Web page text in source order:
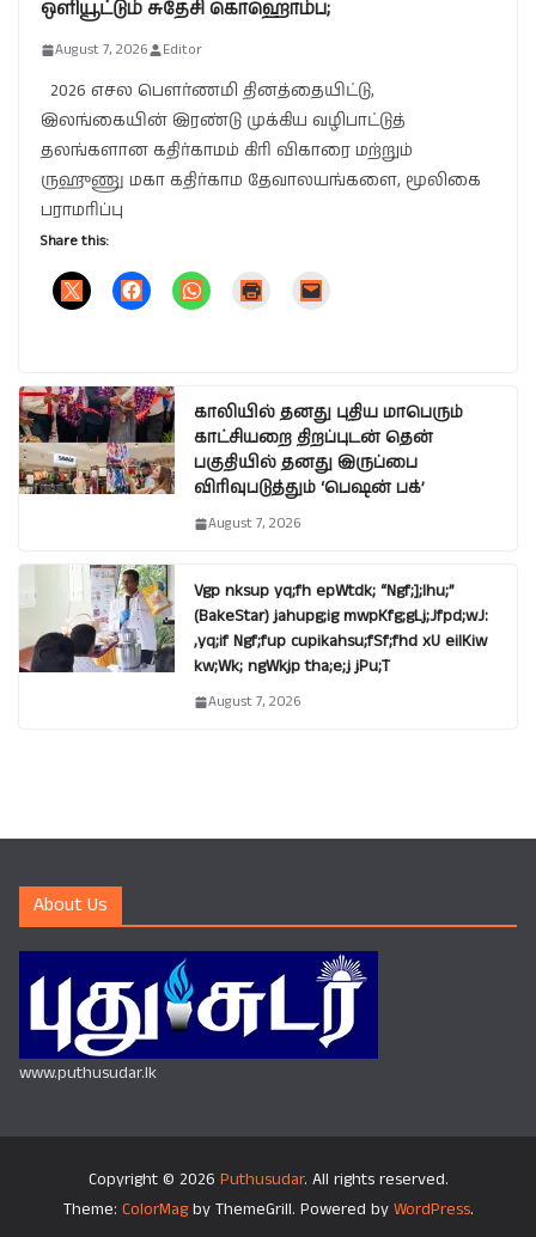
ஒளியூட்டும் சுதேசி கொஹொம்ப;
August 7, 2026 Editor
2026 எசல பௌர்ணமி தினத்தையிட்டு,
இலங்கையின் இரண்டு முக்கிய வழிபாட்டுத்
தலங்களான கதிர்காமம் கிரி விகாரை மற்றும்
ருஹுணு மகா கதிர்காம தேவாலயங்களை, மூலிகை
பராமரிப்பு
Share this:
காலியில் தனது புதிய மாபெரும்
காட்சியறை திறப்புடன் தென்
பகுதியில் தனது இருப்பை
விரிவுபடுத்தும் ‘பெஷன் பக்’
August 7, 2026
Vgp nksup yq;fh epWtdk; “Ngf;];lhu;”
(BakeStar) jahupg;ig mwpKfg;gLj;Jfpd;wJ:
,yq;if Ngf;fup cupikahsu;fSf;fhd xU eilKiw
kw;Wk; ngWkjp tha;e;j jPu;T
August 7, 2026
About Us
www.puthusudar.lk
Copyright © 2026 Puthusudar. All rights reserved.
Theme: ColorMagby ThemeGrill. Powered by WordPress.